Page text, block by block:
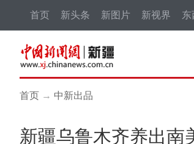
首页 新头条 新图片 新视界 东
首页 → 中新出品
新疆乌鲁木齐养出南